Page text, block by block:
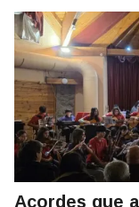
Acordes que